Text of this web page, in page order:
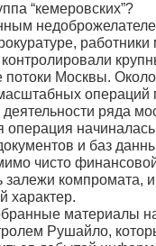
“кемеровских”?
Москвы. Около
операций
ряда
операция
и баз
чисто
залежи компромата,
характер.
материалы
Рушайло,